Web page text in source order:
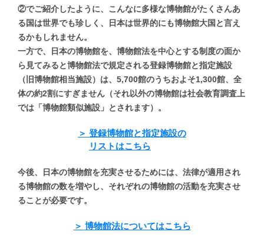
②でご紹介したように、こんなに多様な博物館がたくさんあ
る国は世界でも珍しく、
日本は世界的にも博物館大国と言え
るかもしれません。
一方で、日本の博物館を、博物館法を中心とする制度の面か
ら見てみると博物館法で規定される登録博物館と指定施設
（旧博物館相当施設）は、 5,700館のうちおよそ1,300館、 全
体の約2割にすぎません（それ以外の博物館は社会教育調査上
では 「博物館類似施設」とされます）。
＞ 登録博物館と指定施設の
リストはこちら
今後、日本の博物館を充実させるためには、 法律が適用され
る博物館の数を増やし、 それぞれの博物館の活動を充実させ
ることが必要です。
＞ 博物館法についてはこちら